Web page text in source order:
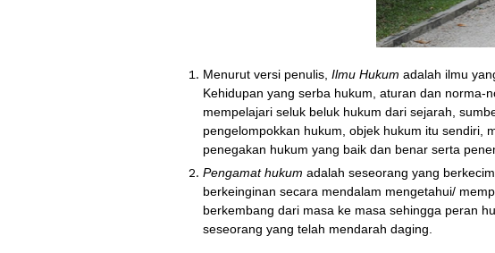
Menurut versi penulis, Ilmu Hukum adalah ilmu
Kehidupan yang serba hukum, aturan dan norma-
mempelajari seluk beluk hukum dari sejarah,
pengelompokkan hukum, objek hukum itu sendiri,
penegakan hukum yang baik dan benar serta
Pengamat hukum adalah seseorang yang
berkeinginan secara mendalam mengetahui/
berkembang dari masa ke masa sehingga peran
seseorang yang telah mendarah daging.